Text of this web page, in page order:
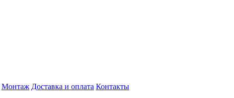
Монтаж Доставка и оплата Контакты